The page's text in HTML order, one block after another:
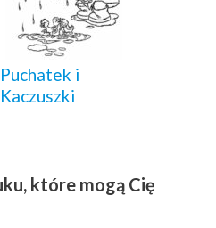
Puchatek i
Kaczuszki
które mogą Cię